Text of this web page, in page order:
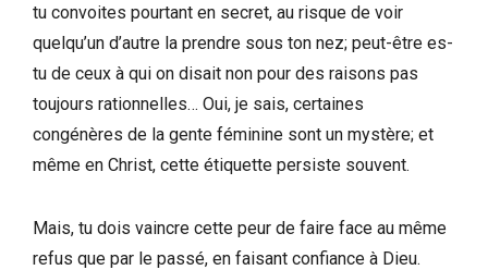
tu convoites pourtant en secret, au risque de voir
quelqu’un d’autre la prendre sous ton nez; peut-être es-
tu de ceux à qui on disait non pour des raisons pas
toujours rationnelles… Oui, je sais, certaines
congénères de la gente féminine sont un mystère; et
même en Christ, cette étiquette persiste souvent.
Mais, tu dois vaincre cette peur de faire face au même
refus que par le passé, en faisant confiance à Dieu.